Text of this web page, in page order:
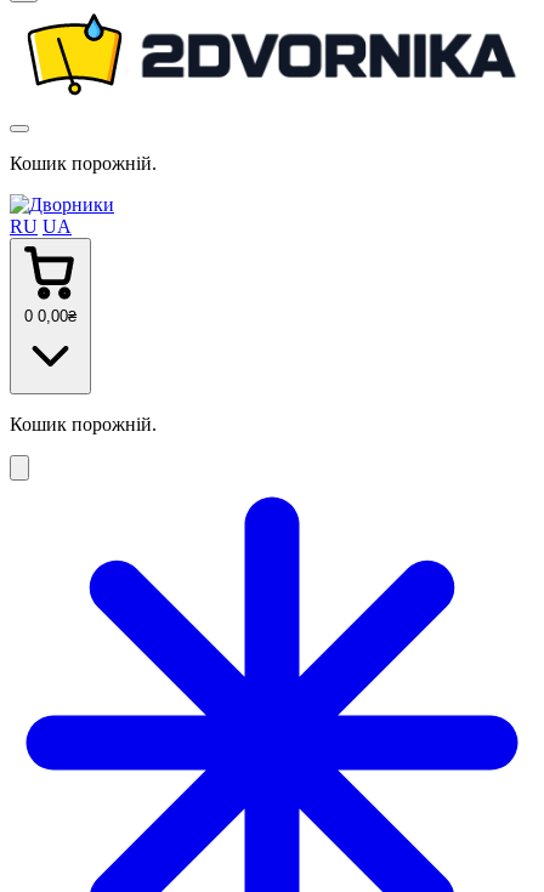
Кошик порожній.
RU UA
0 0 ,00₴
Кошик порожній.